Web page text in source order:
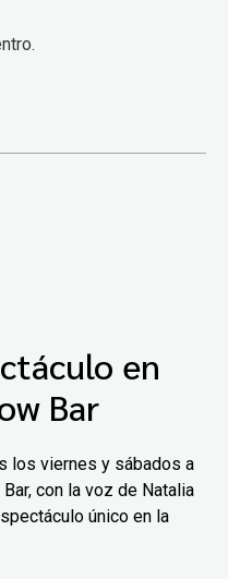
en
Bar
los viernes y sábados a
con la voz de Natalia
único en la